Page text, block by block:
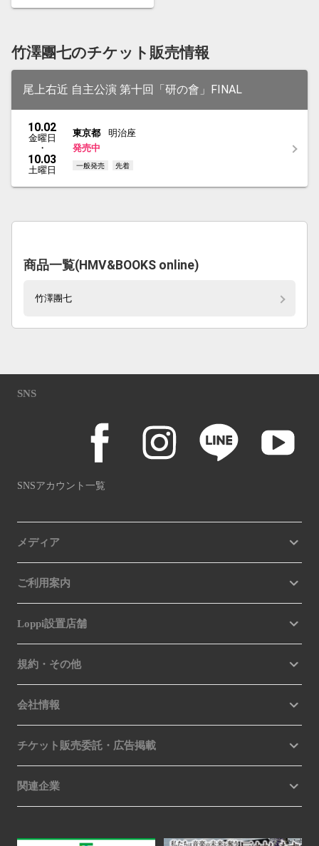
竹澤團七のチケット販売情報
尾上右近 自主公演 第十回「研の會」FINAL
10.02
金曜日
・
10.03
土曜日
東京都
明治座
発売中
一般発売 先着
商品一覧(HMV&BOOKS online)
竹澤團七
SNS
SNSアカウント一覧
メディア
ご利用案内
Loppi設置店舗
規約・その他
会社情報
チケット販売委託・広告掲載
関連企業